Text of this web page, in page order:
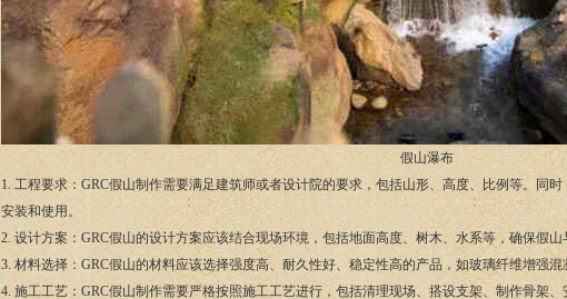
假山瀑布
1. 工程要求：GRC假山制作需要满足建筑师或者设计院的要求，包括山形、高度、比例等。同
安装和使用。
2. 设计方案：GRC假山的设计方案应该结合现场环境，包括地面高度、树木、水系等，确保假山
3. 材料选择：GRC假山的材料应该选择强度高、耐久性好、稳定性高的产品，如玻璃纤维增强混
4. 施工工艺：GRC假山制作需要严格按照施工工艺进行，包括清理现场、搭设支架、制作骨架